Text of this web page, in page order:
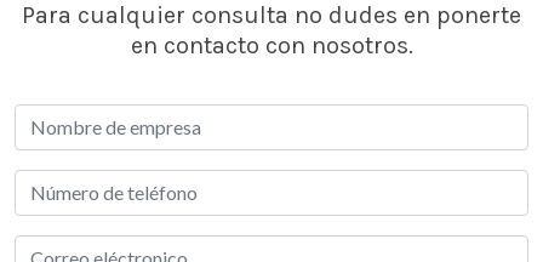
Para cualquier consulta no dudes en ponerte
en contacto con nosotros.